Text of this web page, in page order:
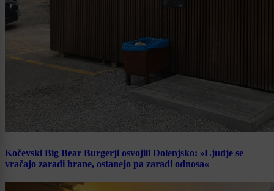
Kočevski Big Bear Burgerji osvojili Dolenjsko: »Ljudje se
vračajo zaradi hrane, ostanejo pa zaradi odnosa«